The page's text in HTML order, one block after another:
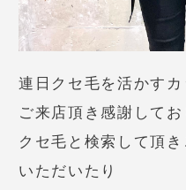
連日クセ毛を活かす
ご来店頂き感謝してお
クセ毛と検索して頂
いただいたり